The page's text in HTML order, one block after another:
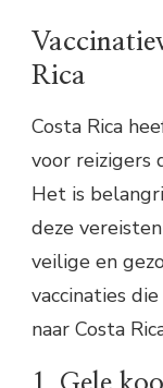
Rica
Costa Rica
voor reizigers
Het is
deze
veilige en
vaccinaties
naar Costa